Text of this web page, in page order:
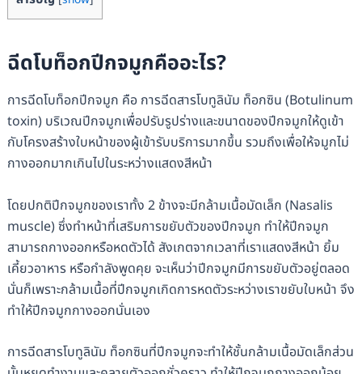
ฉีดโบท็อกปีกจมูกคืออะไร?
การฉีดโบท็อกปีกจมูก คือ การฉีดสารโบทูลินัม ท็อกซิน (Botulinum
toxin) บริเวณปีกจมูกเพื่อปรับรูปร่างและขนาดของปีกจมูกให้ดูเข้า
กับโครงสร้างใบหน้าของผู้เข้ารับบริการมากขึ้น รวมถึงเพื่อให้จมูกไม่
กางออกมากเกินไปในระหว่างแสดงสีหน้า
โดยปกติปีกจมูกของเราทั้ง 2 ข้างจะมีกล้ามเนื้อมัดเล็ก (Nasalis
muscle) ซึ่งทำหน้าที่เสริมการขยับตัวของปีกจมูก ทำให้ปีกจมูก
สามารถกางออกหรือหดตัวได้ สังเกตจากเวลาที่เราแสดงสีหน้า ยิ้ม
เคี้ยวอาหาร หรือกำลังพูดคุย จะเห็นว่าปีกจมูกมีการขยับตัวอยู่ตลอด
นั่นก็เพราะกล้ามเนื้อที่ปีกจมูกเกิดการหดตัวระหว่างเราขยับใบหน้า จึง
ทำให้ปีกจมูกกางออกนั่นเอง
การฉีดสารโบทูลินัม ท็อกซินที่ปีกจมูกจะทำให้ชั้นกล้ามเนื้อมัดเล็กส่วน